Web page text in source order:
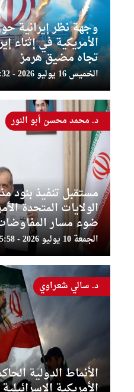
وجهة نظر إيرانية
الأمريكية في إثناء
تجاه مضيق هرمز
الخميس 16 يوليو 2026 - 20:03:32
مستقبل تنفيذ بنود
الولايات المتحدة
ضوء مسار
الجمعة 10 يوليو 2026 - 14:45:58
د. محمد محسن أبو النور
الأنماط الدولية
د. سالي شعراوي